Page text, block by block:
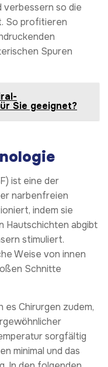
verbessern so die
So profitieren
Spuren
Sie geeignet?
ist eine der
narbenfreien
indem sie
Hautschichten abgibt
stimuliert.
Weise von innen
Schnitte
Chirurgen zudem,
sorgfältig
minimal und das